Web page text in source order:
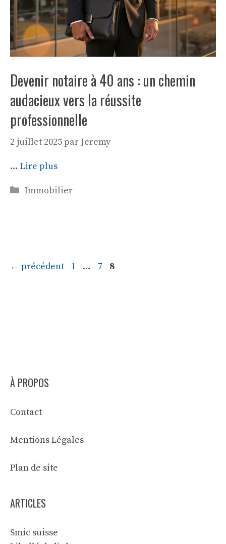
Devenir notaire à 40 ans : un chemin
audacieux vers la réussite
professionnelle
2 juillet 2025par Jeremy
… Lire plus
Catégories
Immobilier
← précédent Page
1 … Page
7 Page
8
À PROPOS
Contact
Mentions Légales
Plan de site
ARTICLES
Smic suisse